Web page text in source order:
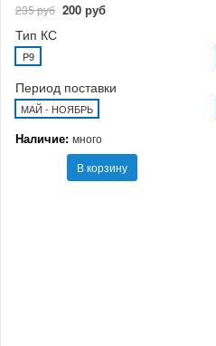
235 руб 200 руб
Тип КС
P9
Период поставки
МАЙ - НОЯБРЬ
Наличие: много
В корзину